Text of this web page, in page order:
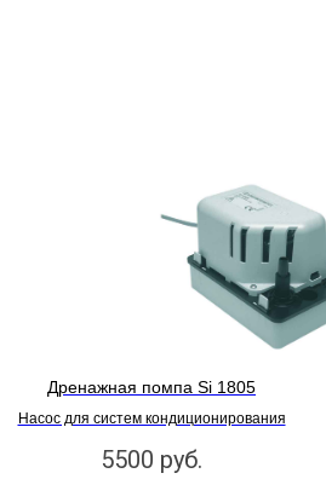
Дренажная помпа Si 1805
Насос для систем кондиционирования
5500 руб.